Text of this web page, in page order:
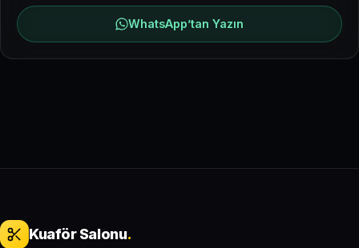
WhatsApp’tan Yazın
Kuaför Salonu.